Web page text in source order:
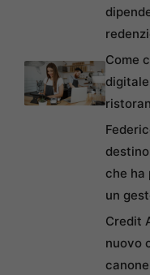
Come
che ha
un
Credit
nuovo